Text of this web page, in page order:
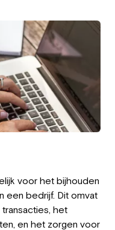
voor het bijhouden
een bedrijf. Dit omvat
het
en het zorgen voor